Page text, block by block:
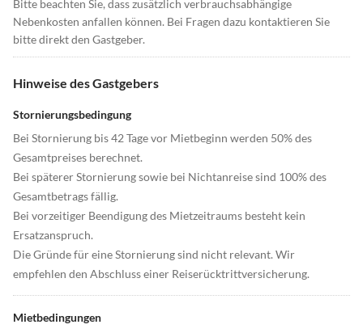
Bitte beachten Sie, dass zusätzlich verbrauchsabhängige
Nebenkosten anfallen können. Bei Fragen dazu kontaktieren Sie
bitte direkt den Gastgeber.
Hinweise des Gastgebers
Stornierungsbedingung
Bei Stornierung bis 42 Tage vor Mietbeginn werden 50% des
Gesamtpreises berechnet.
Bei späterer Stornierung sowie bei Nichtanreise sind 100% des
Gesamtbetrags fällig.
Bei vorzeitiger Beendigung des Mietzeitraums besteht kein
Ersatzanspruch.
Die Gründe für eine Stornierung sind nicht relevant. Wir
empfehlen den Abschluss einer Reiserücktrittversicherung.
Mietbedingungen